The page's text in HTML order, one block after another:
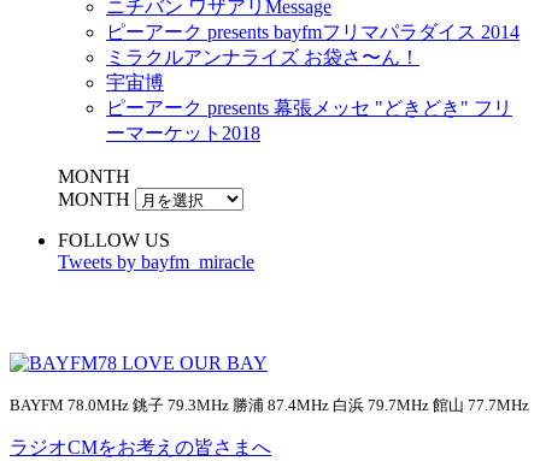
ニチバン ワザアリMessage
ピーアーク presents bayfmフリマパラダイス 2014
ミラクルアンナライズ お袋さ〜ん！
宇宙博
ピーアーク presents 幕張メッセ "どきどき" フリ
ーマーケット2018
MONTH
MONTH
FOLLOW US
Tweets by bayfm_miracle
BAYFM 78.0MHz 銚子 79.3MHz 勝浦 87.4MHz 白浜 79.7MHz 館山 77.7MHz
ラジオCMをお考えの皆さまへ